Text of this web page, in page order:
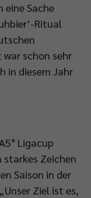
eine Sache
Ritual
schon sehr
in diesem Jahr
Ligacup
starkes Zeichen
Saison in der
Ziel ist es,